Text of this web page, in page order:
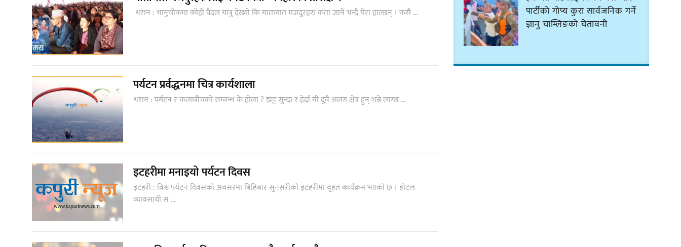
धरान : भानुचोकमा कोही पैदल यात्रु देख्यो कि यातायात मजदुरहरु कता जाने भन्दै घेरा हाल्छन् । कसै ...
पर्यटन प्रर्वद्धनमा चित्र कार्यशाला
धरान : पर्यटन र कलाबीचको सम्बन्ध के होला ? झट्ट सुन्दा र हेर्दा यी दुवै अलग क्षेत्र हुन् भन्ने लाग्छ ...
इटहरीमा मनाइयो पर्यटन दिवस
इटहरी : विश्व पर्यटन दिवसको अवसरमा बिहिबार सुनसरीको इटहरीमा वृहत कार्यक्रम भएको छ । होटल
व्यावसायी स ...
पार्टीको गोप्य कुरा सार्वजनिक गर्ने
ज्ञानु चाम्लिङको चेतावनी
कार्तिक १८ गते इटहरीमा नेपथ्यको